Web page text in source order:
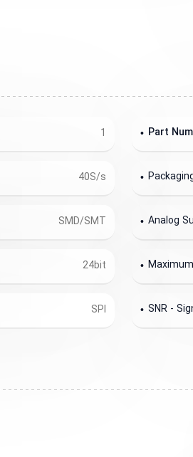
Part
1
40S/s
Analog
SMD/SMT
24bit
SNR -
SPI